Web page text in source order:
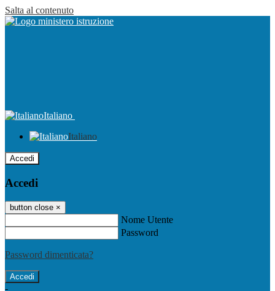
Salta al contenuto
Italiano
Italiano
Accedi
Accedi
button close ×
Nome Utente
Password
Password dimenticata?
-